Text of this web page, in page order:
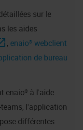
sur le
les aides
, enaio® webclient
de bureau
enaio® à l'aide
, l'application
différentes